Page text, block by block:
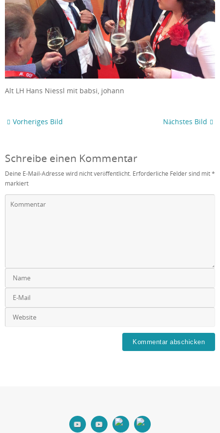
Alt LH Hans Niessl mit babsi, johann
Vorheriges Bild Nächstes Bild
Schreibe einen Kommentar
Deine E-Mail-Adresse wird nicht veröffentlicht. Erforderliche Felder sind mit*
markiert